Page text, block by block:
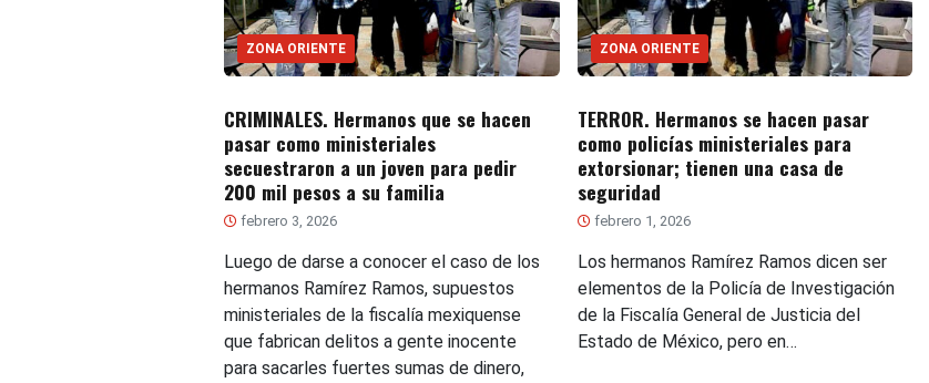
ZONA ORIENTE
CRIMINALES. Hermanos que se hacen
pasar como ministeriales
secuestraron a un joven para pedir
200 mil pesos a su familia
febrero 3, 2026
Luego de darse a conocer el caso de los
hermanos Ramírez Ramos, supuestos
ministeriales de la fiscalía mexiquense
que fabrican delitos a gente inocente
para sacarles fuertes sumas de dinero,
ZONA ORIENTE
TERROR. Hermanos se hacen pasar
como policías ministeriales para
extorsionar; tienen una casa de
seguridad
febrero 1, 2026
Los hermanos Ramírez Ramos dicen ser
elementos de la Policía de Investigación
de la Fiscalía General de Justicia del
Estado de México, pero en…